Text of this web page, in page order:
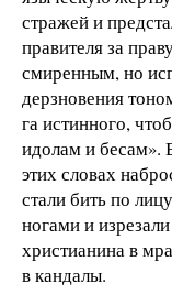
стражей и
правителя за
смиренным, но
дерзновения
га истинного,
идолам и бесам».
этих словах
стали бить по
ногами и
христианина в
в кандалы.